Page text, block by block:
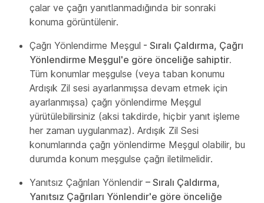
çalar ve çağrı yanıtlanmadığında bir sonraki
konuma görüntülenir.
Çağrı Yönlendirme Meşgul - Sıralı Çaldırma, Çağrı
Yönlendirme Meşgul'e göre önceliğe sahiptir.
Tüm konumlar meşgulse (veya taban konumu
Ardışık Zil sesi ayarlanmışsa devam etmek için
ayarlanmışsa) çağrı yönlendirme Meşgul
yürütülebilirsiniz (aksi takdirde, hiçbir yanıt işleme
her zaman uygulanmaz). Ardışık Zil Sesi
konumlarında çağrı yönlendirme Meşgul olabilir, bu
durumda konum meşgulse çağrı iletilmelidir.
Yanıtsız Çağrıları Yönlendir – Sıralı Çaldırma,
Yanıtsız Çağrıları Yönlendir'e göre önceliğe